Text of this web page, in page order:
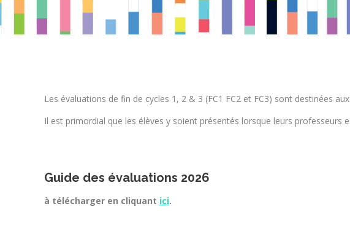
Les évaluations de fin de cycles 1, 2 & 3 (FC1 FC2 et FC3) sont destinées
Il est primordial que les élèves y soient présentés lorsque leurs professeurs
Guide des évaluations 2026
à télécharger en cliquant ici.